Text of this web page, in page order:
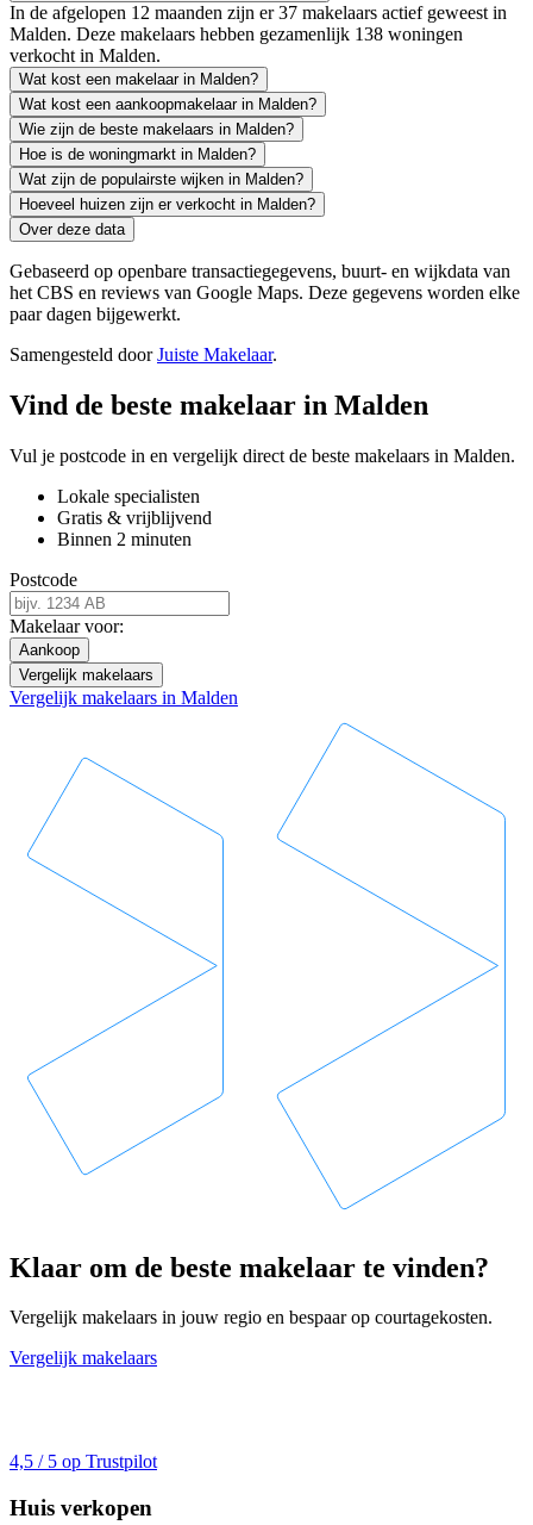
In de afgelopen 12 maanden zijn er 37 makelaars actief geweest in
Malden. Deze makelaars hebben gezamenlijk 138 woningen
verkocht in Malden.
Wat kost een makelaar in Malden?
Wat kost een aankoopmakelaar in Malden?
Wie zijn de beste makelaars in Malden?
Hoe is de woningmarkt in Malden?
Wat zijn de populairste wijken in Malden?
Hoeveel huizen zijn er verkocht in Malden?
Over deze data
Gebaseerd op openbare transactiegegevens, buurt- en wijkdata van
het CBS en reviews van Google Maps. Deze gegevens worden elke
paar dagen bijgewerkt.
Samengesteld doorJuiste Makelaar.
Vind de beste makelaar in Malden
Vul je postcode in en vergelijk direct de beste makelaars in Malden.
Lokale specialisten
Gratis & vrijblijvend
Binnen 2 minuten
Postcode
Makelaar voor:
Aankoop
Vergelijk makelaars
Vergelijk makelaars in Malden
Klaar om de beste makelaar te vinden?
Vergelijk makelaars in jouw regio en bespaar op courtagekosten.
Vergelijk makelaars
4,5 / 5 op Trustpilot
Huis verkopen